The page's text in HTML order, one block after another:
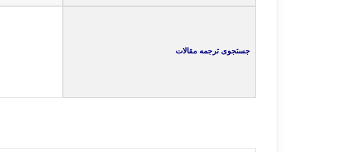
جستجوی ترجمه مقالات